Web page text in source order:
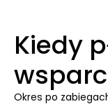
Kiedy
Okres po